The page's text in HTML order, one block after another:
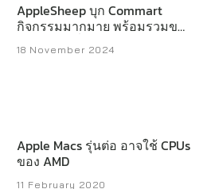
AppleSheep บุก Commart
กิจกรรมมากมาย พร้อมรวมของ
แจกหลักหมื่น
18 November 2024
Apple Macs รุ่นต่อ อาจใช้ CPUs
ของ AMD
11 February 2020